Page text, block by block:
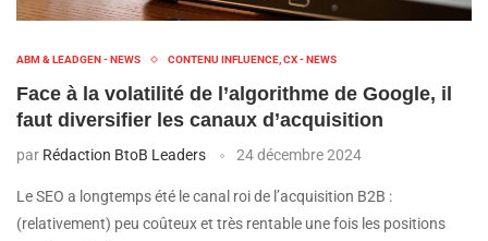
ABM & LEADGEN - NEWS CONTENU INFLUENCE, CX - NEWS
Face à la volatilité de l’algorithme de Google, il
faut diversifier les canaux d’acquisition
par Rédaction BtoB Leaders 24 décembre 2024
Le SEO a longtemps été le canal roi de l’acquisition B2B :
(relativement) peu coûteux et très rentable une fois les positions